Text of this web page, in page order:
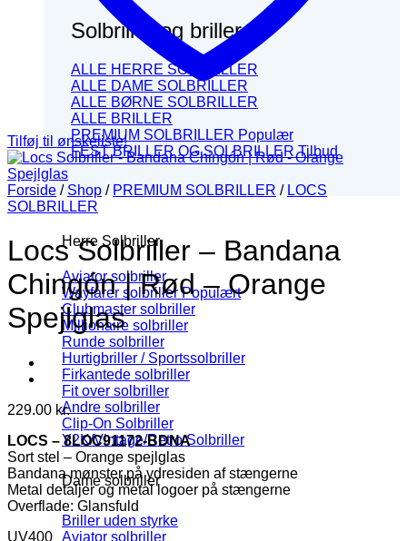
Solbriller og briller
ALLE HERRE SOLBRILLER
ALLE DAME SOLBRILLER
ALLE BØRNE SOLBRILLER
ALLE BRILLER
PREMIUM SOLBRILLER
FEST BRILLER OG SOLBRILLER
Herre Solbriller
Aviator solbriller
Wayfarer solbriller
Clubmaster solbriller
Millionaire solbriller
Runde solbriller
Hurtigbriller / Sportssolbriller
Firkantede solbriller
Fit over solbriller
Andre solbriller
Clip-On Solbriller
Y2K/Vintage/Retro Solbriller
Dame solbriller
Briller uden styrke
Aviator solbriller
Tilføj til ønskeliste!
Forside / Shop / PREMIUM SOLBRILLER / LOCS
SOLBRILLER
Locs Solbriller – Bandana
Chingón | Rød – Orange
Spejlglas
229.00 kr.
LOCS – 8LOC91172-BDNA
Sort stel – Orange spejlglas
Bandana mønster på ydresiden af stængerne
Metal detaljer og metal logoer på stængerne
Overflade: Glansfuld
UV400